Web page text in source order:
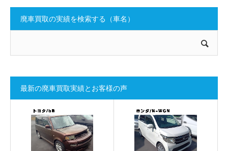
廃車買取の実績を検索する（車名）
最新の廃車買取実績とお客様の声